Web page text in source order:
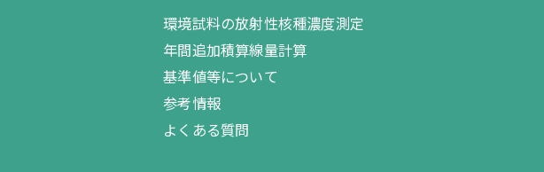
環境試料の放射性核種濃度測定
年間追加積算線量計算
基準値等について
参考情報
よくある質問